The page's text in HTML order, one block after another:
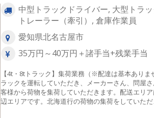
中型トラックドライバー, 大型トラ
トレーラー（牽引）, 倉庫作業員
愛知県北名古屋市
35万円～40万円＋諸手当+残業手当
【4t・8tトラック】集荷業務（※配達は基本ありま
ラックを運転していただき、メーカーさん、問屋
客様から荷物を集荷していただきます。配送エリ
辺エリアです。北海道行の荷物の集荷をしていた